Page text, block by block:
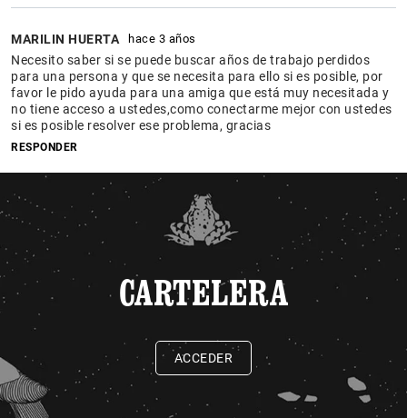
MARILIN HUERTA hace 3 años
Necesito saber si se puede buscar años de trabajo perdidos
para una persona y que se necesita para ello si es posible, por
favor le pido ayuda para una amiga que está muy necesitada y
no tiene acceso a ustedes,como conectarme mejor con ustedes
si es posible resolver ese problema, gracias
RESPONDER
CARTELERA
ACCEDER